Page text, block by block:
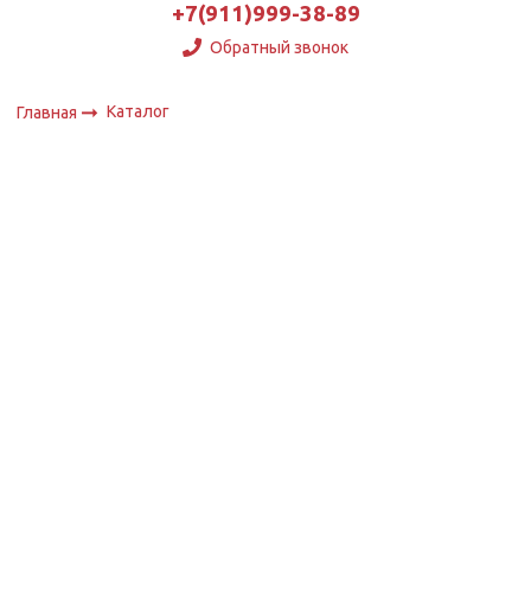
+7(911)999-38-89
Обратный звонок
Главная Каталог